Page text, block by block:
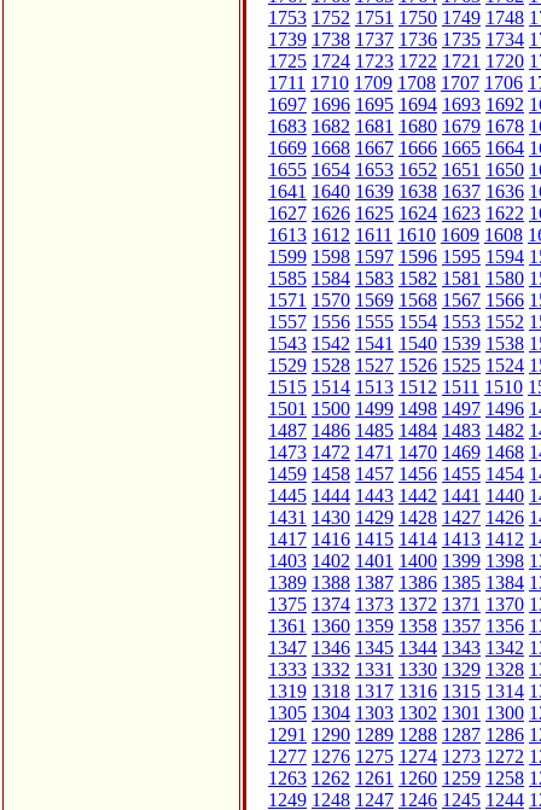
1753 1752 1751 1750 1749 1748
1739 1738 1737 1736 1735 1734
1725 1724 1723 1722 1721 1720
1711 1710 1709 1708 1707 1706
1697 1696 1695 1694 1693 1692
1683 1682 1681 1680 1679 1678
1669 1668 1667 1666 1665 1664
1655 1654 1653 1652 1651 1650
1641 1640 1639 1638 1637 1636
1627 1626 1625 1624 1623 1622
1613 1612 1611 1610 1609 1608
1599 1598 1597 1596 1595 1594
1585 1584 1583 1582 1581 1580
1571 1570 1569 1568 1567 1566
1557 1556 1555 1554 1553 1552
1543 1542 1541 1540 1539 1538
1529 1528 1527 1526 1525 1524
1515 1514 1513 1512 1511 1510
1501 1500 1499 1498 1497 1496
1487 1486 1485 1484 1483 1482
1473 1472 1471 1470 1469 1468
1459 1458 1457 1456 1455 1454
1445 1444 1443 1442 1441 1440
1431 1430 1429 1428 1427 1426
1417 1416 1415 1414 1413 1412
1403 1402 1401 1400 1399 1398
1389 1388 1387 1386 1385 1384
1375 1374 1373 1372 1371 1370
1361 1360 1359 1358 1357 1356
1347 1346 1345 1344 1343 1342
1333 1332 1331 1330 1329 1328
1319 1318 1317 1316 1315 1314
1305 1304 1303 1302 1301 1300
1291 1290 1289 1288 1287 1286
1277 1276 1275 1274 1273 1272
1263 1262 1261 1260 1259 1258
1249 1248 1247 1246 1245 1244